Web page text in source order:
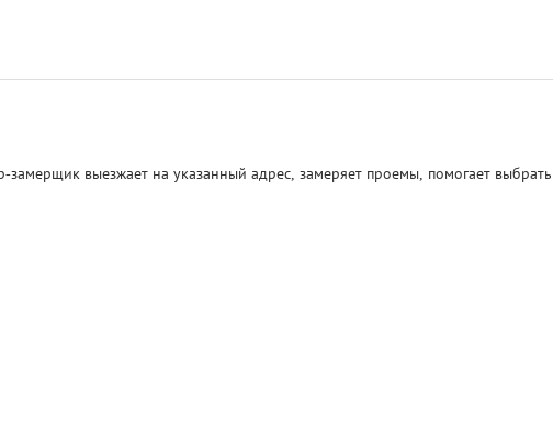
выезжает на указанный адрес, замеряет проемы, помогает